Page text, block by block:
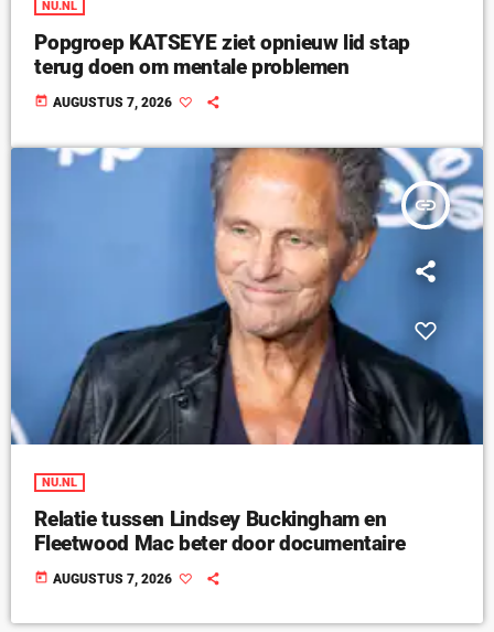
NU.NL
Popgroep KATSEYE ziet opnieuw lid stap
terug doen om mentale problemen
today AUGUSTUS 7, 2026
insert_link
NU.NL
Relatie tussen Lindsey Buckingham en
Fleetwood Mac beter door documentaire
today AUGUSTUS 7, 2026